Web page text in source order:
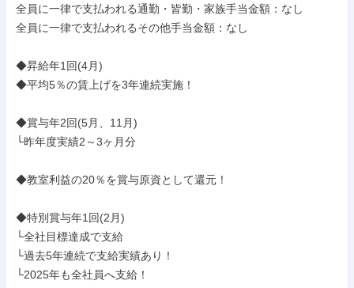
全員に一律で支払われる通勤・皆勤・家族手当金額：なし
全員に一律で支払われるその他手当金額：なし
◆昇給年1回(4月)
◆平均5％の賃上げを3年連続実施！
◆賞与年2回(5月、11月)
└昨年度実績2～3ヶ月分
◆教室利益の20％を賞与原資として還元！
◆特別賞与年1回(2月)
└全社目標達成で支給
└過去5年連続で支給実績あり！
└2025年も全社員へ支給！